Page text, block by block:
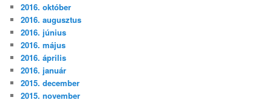
2016. október
2016. augusztus
2016. június
2016. május
2016. április
2016. január
2015. december
2015. november